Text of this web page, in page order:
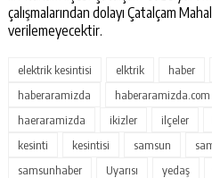
çalışmalarından dolayı Çatalçam
verilemeyecektir.
elektrik kesintisi elktrik haber
haberaramizda
haberaramizda.com
haeraramizda
ikizler ilçeler
kesinti
kesintisi samsun
samsunhaber
Uyarısı yedaş